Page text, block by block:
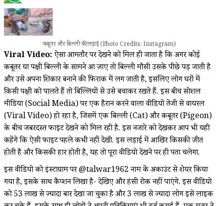
कबूतर और बिल्ली की लड़ाई (Photo Credits: Instagram)
Viral Video: ऐसा आमतौर पर देखने को मिल ही जाता है कि अगर कोई
कबूतर या पक्षी बिल्ली के सामने आ जाए तो बिल्ली मौसी उसके पीछे पड़ जाती है
और उसे अपना शिकार बनाने की फिराक में लग जाती है, इसलिए लोग घरों में
किसी पक्षी को पालते हैं तो बिल्लियों से उसे बचाकर रखते हैं. इस बीच सोशल
मीडिया (Social Media) पर एक हैरान करने वाला वीडियो तेजी से वायरल
(Viral Video) हो रहा है, जिसमें एक बिल्ली (Cat) और कबूतर (Pigeon)
के बीच जबरदस्त फाइट देखने को मिल रही है. इस नजारे को देखकर आप भी यही
कहेंगे कि ऐसी फाइट पहले कभी नहीं देखी. इस लड़ाई में आखिर किसकी जीत
होती है और किसकी हार होती है, यह तो पूरा वीडियो देखने पर ही पता चलेगा.
इस वीडियो को इंस्टाग्राम पर @talwar1962 नाम के अकाउंट से शेयर किया
गया है, इसके साथ कैप्शन लिखा है- देखिए और हंसी रोक नहीं पाएंगे. इस वीडियो
को 53 लाख से ज्यादा बार देखा जा चुका है और 3 लाख से ज्यादा लोग इसे लाइक